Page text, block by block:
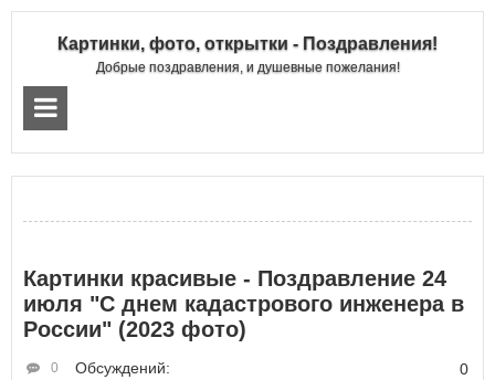
Картинки, фото, открытки - Поздравления!
Добрые поздравления, и душевные пожелания!
Картинки красивые - Поздравление 24
июля "С днем кадастрового инженера в
России" (2023 фото)
Обсуждений:
0 0